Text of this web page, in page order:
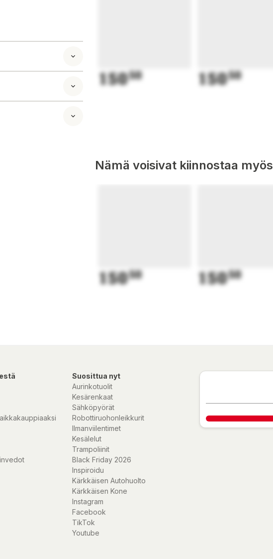
15050 15050
Nämä voisivat kiinnostaa myös
15050 15050
Suosittua nyt
Aurinkotuolit
Kesärenkaat
Sähköpyörät
Robottiruohonleikkurit
Ilmanviilentimet
Kesälelut
Trampoliinit
Black Friday 2026
Inspiroidu
Kärkkäisen Autohuolto
Kärkkäisen Kone
Instagram
Facebook
TikTok
Youtube